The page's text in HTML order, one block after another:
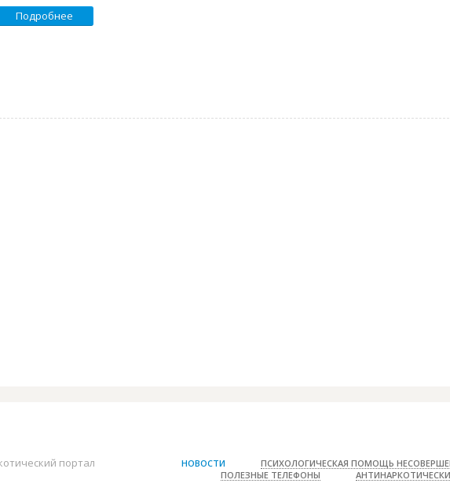
Подробнее
портал
НОВОСТИ
ПСИХОЛОГИЧЕСКАЯ ПОМОЩЬ
ПОЛЕЗНЫЕ ТЕЛЕФОНЫ